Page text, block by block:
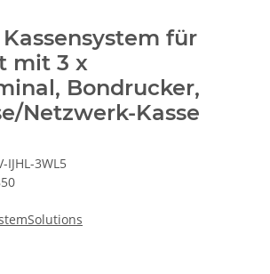
für
mit 3 x
Bondrucker,
Netzwerk-Kasse
IJHL-3WL5